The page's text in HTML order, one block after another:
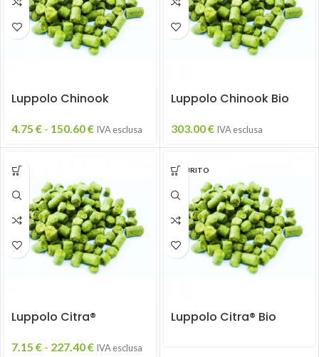
Luppolo Chinook
4.75 € - 150.60€ IVA esclusa
Luppolo Chinook Bio
303.00€ IVA esclusa
Luppolo Citra®
7.15 € - 227.40€ IVA esclusa
ESAURITO
Luppolo Citra® Bio